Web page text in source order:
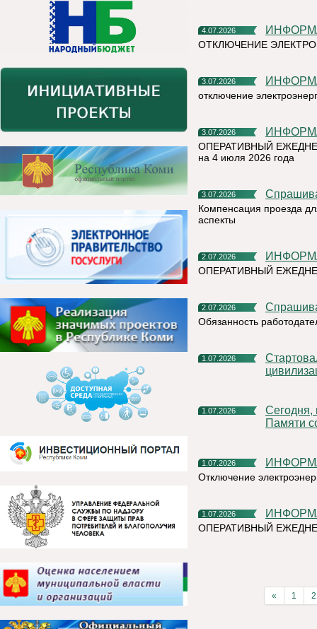
4.07.2026
ОТКЛЮЧЕНИЕ
3.07.2026
отключение
3.07.2026
ОПЕРАТИВНЫЙ
на 4 июля 2026 года
3.07.2026
Компенсация проезда
аспекты
2.07.2026
ОПЕРАТИВНЫЙ
2.07.2026
Обязанность
1.07.2026
Стартовал X Международный фотоконкурс «Русская
1.07.2026
Сегодня, в День ветеранов боевых действий, в Сквере
Памяти
1.07.2026
Отключение
1.07.2026
ОПЕРАТИВНЫЙ
« 1 2